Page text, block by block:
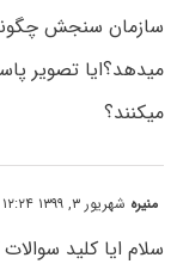
سازمان سنجش
میدهد؟ایا تصویر
میکنند؟
منیره شهریور ۳, ۱۳۹۹ at ۱۲:۲۴ ب٫ظ
سلام ایا کلید سوالات